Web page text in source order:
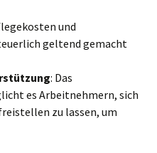
und
geltend gemacht
: Das
es Arbeitnehmern, sich
zu lassen, um